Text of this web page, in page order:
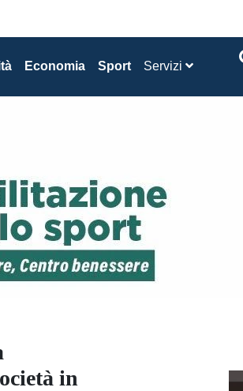
Economia Sport Servizi
in